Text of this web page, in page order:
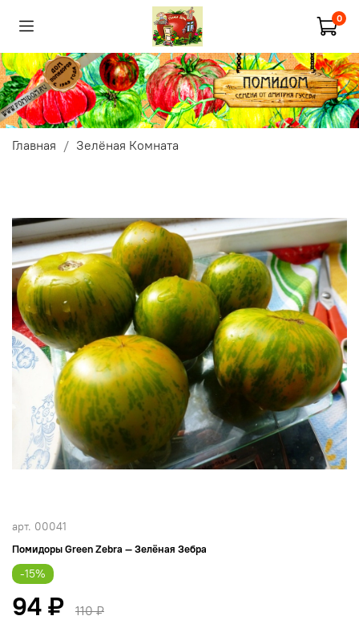
0
Главная Зелёная Комната
арт. 00041
Помидоры Green Zebra — Зелёная Зебра
-15%
94 ₽
110 ₽